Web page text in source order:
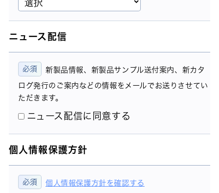
ニュース配信
新製品情報、新製品サンプル送付案内、新カタ
ログ発行のご案内などの情報をメールでお送りさせてい
ただきます。
ニュース配信に同意する
個人情報保護方針
個人情報保護方針を確認する